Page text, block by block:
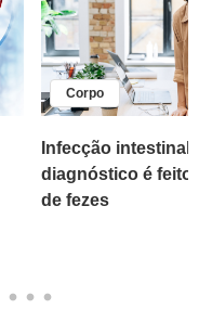
Corpo
Infecção intestinal
diagnóstico é feito
de fezes